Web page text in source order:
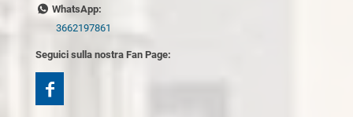
WhatsApp:
3662197861
Seguici sulla nostra Fan Page: